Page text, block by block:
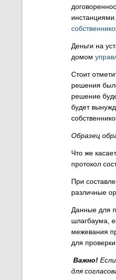
Деньги на
домом
Стоит
решения
решение
будет
Образец
Что же
протокол
При
различные
Данные для
шлагбаума,
межевания
для
Важно!
для